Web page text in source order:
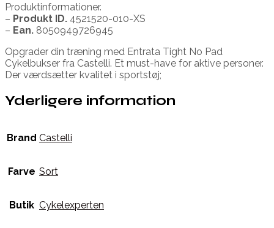
Produktinformationer.
– Produkt ID. 4521520-010-XS
– Ean. 8050949726945
Opgrader din træning med Entrata Tight No Pad
Cykelbukser fra Castelli. Et must-have for aktive personer.
Der værdsætter kvalitet i sportstøj;
Yderligere information
Brand Castelli
Farve Sort
Butik Cykelexperten